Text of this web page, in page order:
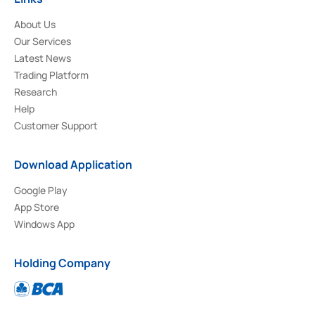
About Us
Our Services
Latest News
Trading Platform
Research
Help
Customer Support
Download Application
Google Play
App Store
Windows App
Holding Company